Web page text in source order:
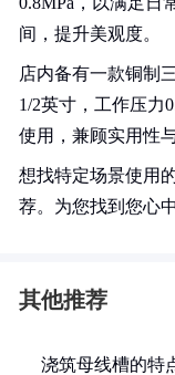
间，提升美观度。
店内备有一款铜制
1/2英寸，工作压力
使用，兼顾实用性
想找特定场景使用
荐。为您找到您心
其他推荐
浇筑母线槽的特